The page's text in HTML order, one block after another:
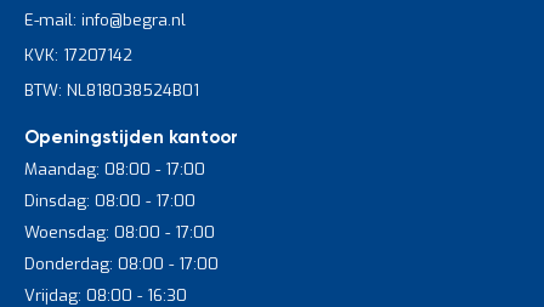
E-mail: info@begra.nl
KVK: 17207142
BTW: NL818038524B01
Openingstijden kantoor
Maandag: 08:00 - 17:00
Dinsdag: 08:00 - 17:00
Woensdag: 08:00 - 17:00
Donderdag: 08:00 - 17:00
Vrijdag: 08:00 - 16:30